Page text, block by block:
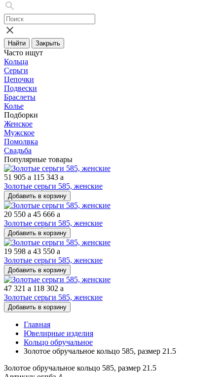
Найти Закрыть
Часто ищут
Кольца
Серьги
Цепочки
Подвески
Браслеты
Колье
Подборки
Женское
Мужское
Помолвка
Свадьба
Популярные товары
51 905 a 115 343 a
Золотые серьги 585, женские
Добавить в корзину
20 550 a 45 666 a
Золотые серьги 585, женские
Добавить в корзину
19 598 a 43 550 a
Золотые серьги 585, женские
Добавить в корзину
47 321 a 118 302 a
Золотые серьги 585, женские
Добавить в корзину
Главная
Ювелирные изделия
Кольцо обручальное
Золотое обручальное кольцо 585, размер 21.5
Золотое обручальное кольцо 585, размер 21.5